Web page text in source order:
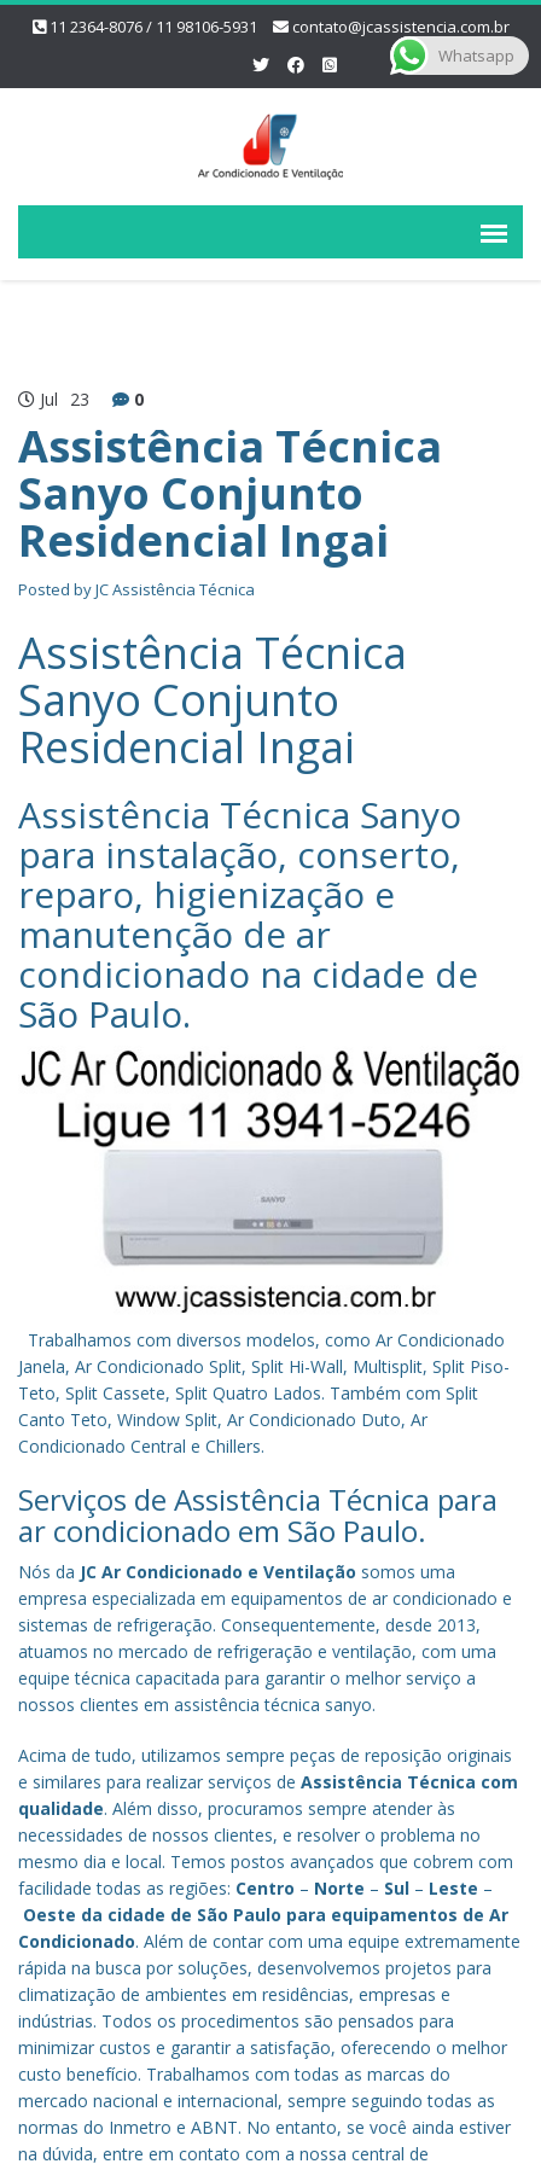
11 2364-8076 / 11 98106-5931 contato@jcassistencia.com.br
Jul 23 0
Assistência Técnica
Sanyo Conjunto
Residencial Ingai
Posted byJC Assistência Técnica
Assistência Técnica
Sanyo Conjunto
Residencial Ingai
Assistência Técnica Sanyo‎
para instalação, conserto,
reparo, higienização e
manutenção de ar
condicionado na cidade de
São Paulo.
Trabalhamos com diversos modelos, como Ar Condicionado
Janela, Ar Condicionado Split, Split Hi-Wall, Multisplit, Split Piso-
Teto, Split Cassete, Split Quatro Lados. Também com Split
Canto Teto, Window Split, Ar Condicionado Duto, Ar
Condicionado Central e Chillers.
Serviços de Assistência Técnica para
ar condicionado em São Paulo.
Nós da JC Ar Condicionado e Ventilação somos uma
empresa especializada em equipamentos de ar condicionado e
sistemas de refrigeração. Consequentemente, desde 2013,
atuamos no mercado de refrigeração e ventilação, com uma
equipe técnica capacitada para garantir o melhor serviço a
nossos clientes em assistência técnica sanyo.
Acima de tudo, utilizamos sempre peças de reposição originais
e similares para realizar serviços de Assistência Técnica com
qualidade. Além disso, procuramos sempre atender às
necessidades de nossos clientes, e resolver o problema no
mesmo dia e local. Temos postos avançados que cobrem com
facilidade todas as regiões: Centro – Norte – Sul – Leste –
Oeste da cidade de São Paulo para equipamentos de Ar
Condicionado. Além de contar com uma equipe extremamente
rápida na busca por soluções, desenvolvemos projetos para
climatização de ambientes em residências, empresas e
indústrias. Todos os procedimentos são pensados para
minimizar custos e garantir a satisfação, oferecendo o melhor
custo benefício. Trabalhamos com todas as marcas do
mercado nacional e internacional, sempre seguindo todas as
normas do Inmetro e ABNT. No entanto, se você ainda estiver
na dúvida, entre em contato com a nossa central de
Whatsapp